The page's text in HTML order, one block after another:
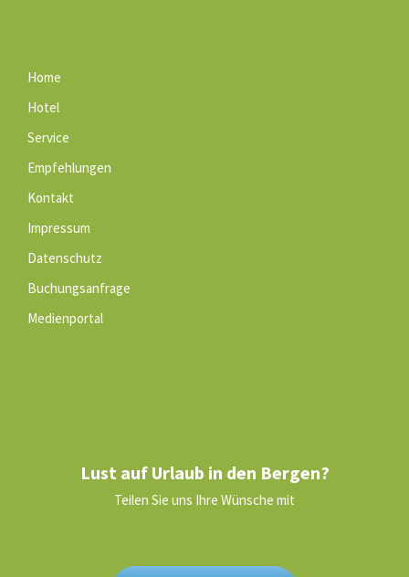
Home
Hotel
Service
Empfehlungen
Kontakt
Impressum
Datenschutz
Buchungsanfrage
Medienportal
Lust auf Urlaub in den Bergen?
Teilen Sie uns Ihre Wünsche mit